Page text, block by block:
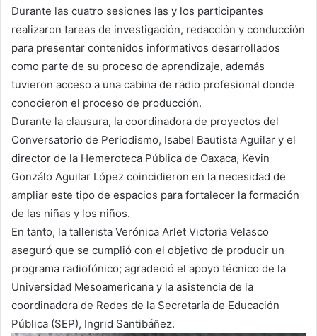
Durante las cuatro sesiones las y los participantes
realizaron tareas de investigación, redacción y conducción
para presentar contenidos informativos desarrollados
como parte de su proceso de aprendizaje, además
tuvieron acceso a una cabina de radio profesional donde
conocieron el proceso de producción.
Durante la clausura, la coordinadora de proyectos del
Conversatorio de Periodismo, Isabel Bautista Aguilar y el
director de la Hemeroteca Pública de Oaxaca, Kevin
Gonzálo Aguilar López coincidieron en la necesidad de
ampliar este tipo de espacios para fortalecer la formación
de las niñas y los niños.
En tanto, la tallerista Verónica Arlet Victoria Velasco
aseguró que se cumplió con el objetivo de producir un
programa radiofónico; agradeció el apoyo técnico de la
Universidad Mesoamericana y la asistencia de la
coordinadora de Redes de la Secretaría de Educación
Pública (SEP), Ingrid Santibáñez.